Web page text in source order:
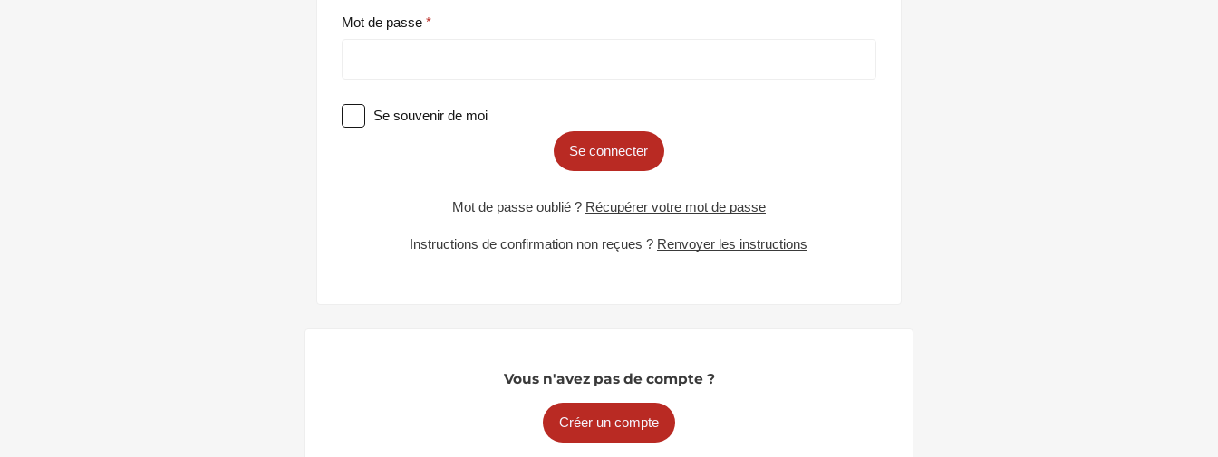
Mot de passe
Se souvenir de moi
Se connecter
Mot de passe oublié ? Récupérer votre mot de passe
Instructions de confirmation non reçues ? Renvoyer les instructions
Vous n'avez pas de compte ?
Créer un compte